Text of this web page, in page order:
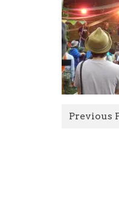
Previous